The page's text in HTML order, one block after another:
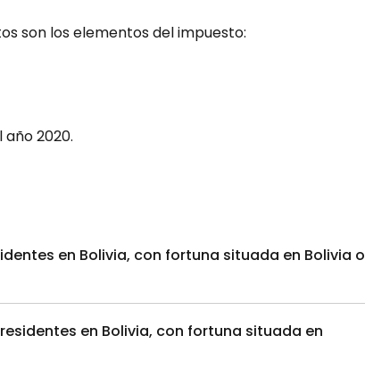
son los elementos del impuesto:
2020.
en Bolivia, con fortuna situada en Bolivia o
en Bolivia, con fortuna situada en